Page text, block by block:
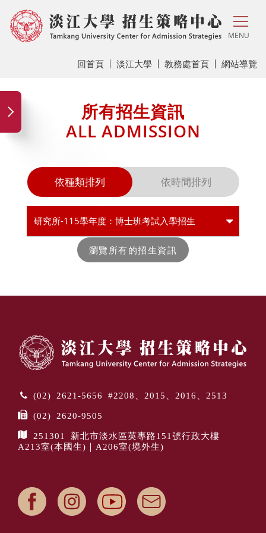
MENU
回首頁 淡江大學 教務處首頁 網站導覽
所有招生資訊
ALL ADMISSION
依種類排列 依時間排列
研究所-115學年度：博士班考試入學招生
(02) 2621-5656 #2208、2015、2016、2513
(02) 2620-9505
251301 新北市淡水區英專路151號行政大樓
A213室(本國生)｜A206室(境外生)